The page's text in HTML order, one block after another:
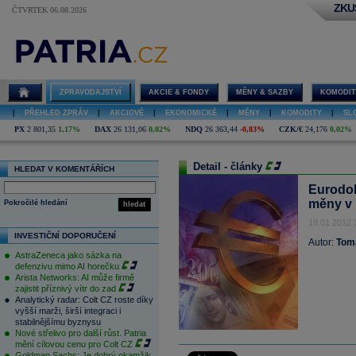
ČTVRTEK 06.08.2026
ZPRAVODAJSTVÍ AKCIE & FONDY MĚNY & SAZBY
PŘEHLED ZPRÁV AKCIOVÉ EKONOMICKÉ MĚNY KOMODITY
PX 2 801,35 1,17% DAX 26 131,06 0,02% NDQ 26 363,44 -0,83% CZK/€ 24,176 0,02%
HLEDAT V KOMENTÁŘÍCH
hledat
Pokročilé hledání
INVESTIČNÍ DOPORUČENÍ
AstraZeneca jako sázka na
defenzivu mimo AI horečku
Arista Networks: AI může firmě
zajistit příznivý vítr do zad
Analytický radar: Colt CZ roste díky
vyšší marži, širší integraci i
stabilnějšímu byznysu
Nové střelivo pro další růst. Patria
mění cílovou cenu pro Colt CZ
Detail - články
měny
18.01.2012
Autor: